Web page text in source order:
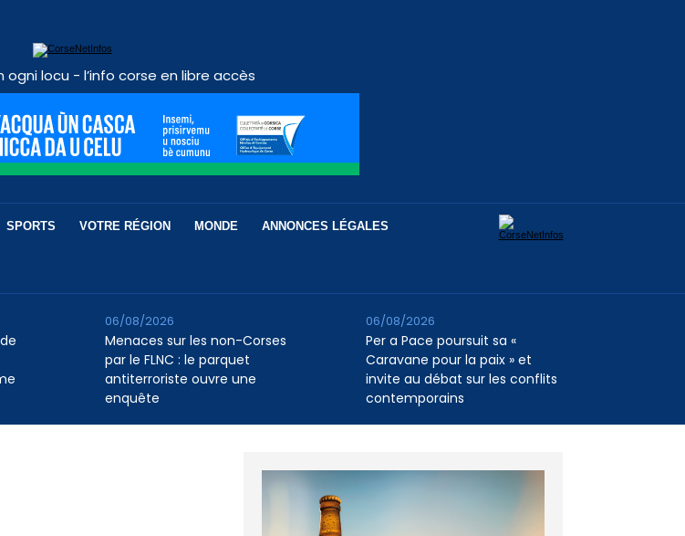
ogni locu - l’info corse en libre accès
SPORTS VOTRE RÉGION MONDE ANNONCES LÉGALES
Menaces sur les non-Corses
par le FLNC : le parquet
antiterroriste ouvre une
enquête
06/08/2026
Per a Pace poursuit sa «
Caravane pour la paix » et
invite au débat sur les conflits
contemporains
06/08/2026